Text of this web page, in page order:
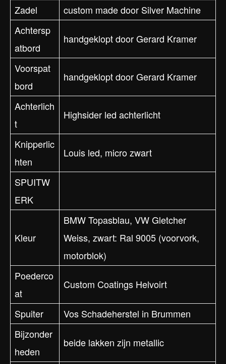
Zadel
custom made door Silver Machine
Achtersp
atbord
handgeklopt door Gerard Kramer
Voorspat
bord
handgeklopt door Gerard Kramer
Achterlich
t
Highsider led achterlicht
Knipperlic
hten
Louis led, micro zwart
SPUITW
ERK
Kleur
BMW Topasblau, VW Gletcher
Weiss, zwart: Ral 9005 (voorvork,
motorblok)
Poederco
at
Custom Coatings Helvoirt
Spuiter
Vos Schadeherstel in Brummen
Bijzonder
heden
beide lakken zijn metallic